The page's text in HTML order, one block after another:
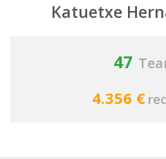
Katuetxe
47
4.356 €